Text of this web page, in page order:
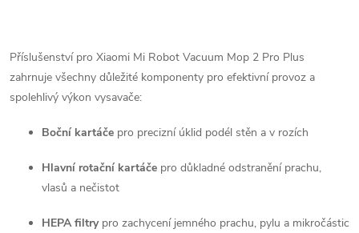
v
l
Příslušenství pro Xiaomi Mi Robot Vacuum Mop 2 Pro Plus
zahrnuje všechny důležité komponenty pro efektivní provoz a
spolehlivý výkon vysavače:
Boční kartáče pro precizní úklid podél stěn a v rozích
Hlavní rotační kartáče pro důkladné odstranění prachu,
vlasů a nečistot
HEPA filtrypro zachycení jemného prachu, pylu a mikročástic